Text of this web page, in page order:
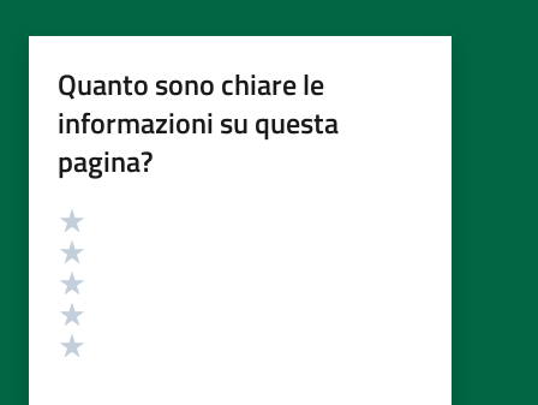
Quanto sono chiare le
informazioni su questa
pagina?
Valutazione